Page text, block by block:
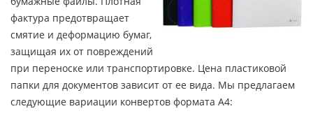
фактура предотвращает
смятие и деформацию бумаг,
защищая их от повреждений
при переноске или транспортировке. Цена пластиковой
папки для документов зависит от ее вида. Мы предлагаем
следующие вариации конвертов формата А4: